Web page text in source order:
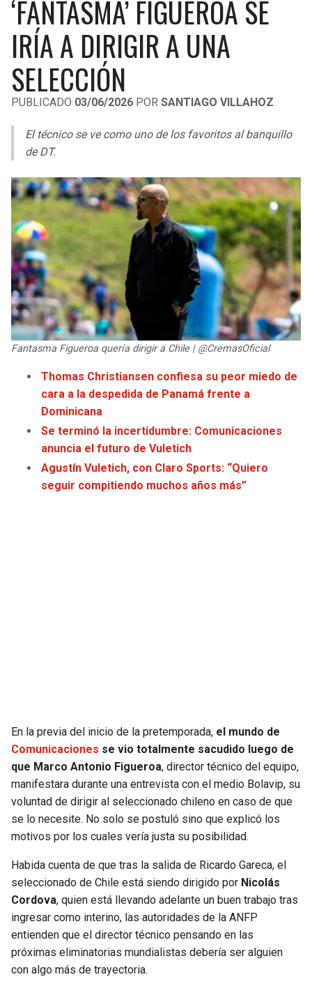
LIGA DE EXPANSIÓN MX
LEAGUES CUP
UEFA EUROPA LEAGUE
UEFA CONFERENCE LEAGUE
MLS
COPA LIBERTADORES
COPA SUDAMERICANA
OTRAS LIGAS
RAIDERS
CHARGERS
RAVENS
BROWNS
STEELERS
TEXANS
COLTS
JAGUARS
COWBOYS
GIANTS
EAGLES
PACKERS
VIKINGS
FALCONS
PANTHERS
SAINTS
BUCCANEERS
CAVALIERS
PISTONS
PACERS
HAWKS
HORNETS
HEAT
MAGIC
WIZARDS
CLIPPERS
LAKERS
SUNS
TIMBERWOLVES
THUNDER
TRAIL BLAZERS
JAZZ
‘FANTASMA’ FIGUEROA SE
IRÍA A DIRIGIR A UNA
SELECCIÓN
PUBLICADO 03/06/2026 POR SANTIAGO VILLAHOZ
El técnico se ve como uno de los favoritos al banquillo
de DT.
Fantasma Figueroa quería dirigir a Chile | @CremasOficial
Thomas Christiansen confiesa su peor miedo de
cara a la despedida de Panamá frente a
Dominicana
Se terminó la incertidumbre: Comunicaciones
anuncia el futuro de Vuletich
Agustín Vuletich, con Claro Sports: “Quiero
seguir compitiendo muchos años más”
En la previa del inicio de la pretemporada, el mundo de
Comunicaciones se vio totalmente sacudido luego de
que Marco Antonio Figueroa, director técnico del equipo,
manifestara durante una entrevista con el medio Bolavip, su
voluntad de dirigir al seleccionado chileno en caso de que
se lo necesite. No solo se postuló sino que explicó los
motivos por los cuales vería justa su posibilidad.
Habida cuenta de que tras la salida de Ricardo Gareca, el
seleccionado de Chile está siendo dirigido por Nicolás
Cordova, quien está llevando adelante un buen trabajo tras
ingresar como interino, las autoridades de la ANFP
entienden que el director técnico pensando en las
próximas eliminatorias mundialistas debería ser alguien
con algo más de trayectoria.